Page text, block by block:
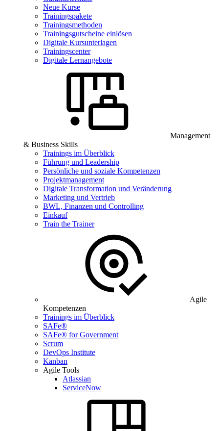
Neue Kurse
Trainingspakete
Trainingsmethoden
Trainingsgutscheine einlösen
Digitale Kursunterlagen
Trainingscenter
Digitale Lernangebote
Management
& Business Skills
Trainings im Überblick
Führung und Leadership
Persönliche und soziale Kompetenzen
Projektmanagement
Digitale Transformation und Veränderung
Marketing und Vertrieb
BWL, Finanzen und Controlling
Einkauf
Train the Trainer
Agile
Kompetenzen
Trainings im Überblick
SAFe®
SAFe® for Government
Scrum
DevOps Institute
Kanban
Agile Tools
Atlassian
ServiceNow